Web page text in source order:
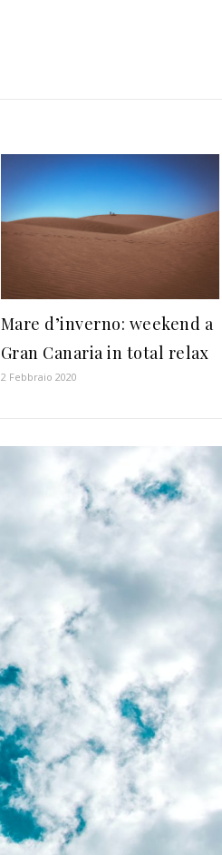
Mare d’inverno: weekend a
Gran Canaria in total relax
2 Febbraio 2020